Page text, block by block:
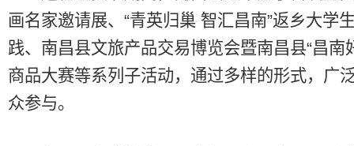
画名家邀请展、“青英归巢 智汇昌南”返乡大学
践、南昌县文旅产品交易博览会暨南昌县“昌南
商品大赛等系列子活动，通过多样的形式，广
众参与。